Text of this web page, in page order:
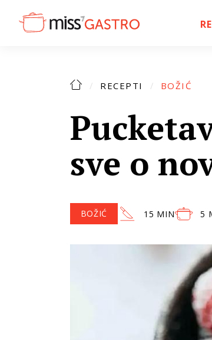
RECEPTI BOŽIĆ
sve o
BOŽIĆ 15 MIN 5